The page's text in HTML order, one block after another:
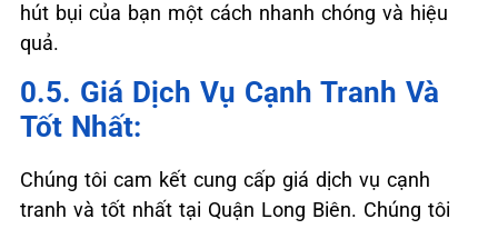
hút bụi của bạn một cách nhanh chóng và hiệu
quả.
0.5. Giá Dịch Vụ Cạnh Tranh Và
Tốt Nhất:
Chúng tôi cam kết cung cấp giá dịch vụ cạnh
tranh và tốt nhất tại Quận Long Biên. Chúng tôi